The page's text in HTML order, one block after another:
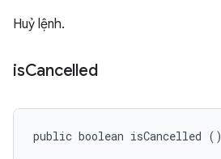
Huỷ lệnh.
isCancelled
public boolean isCancelled ()